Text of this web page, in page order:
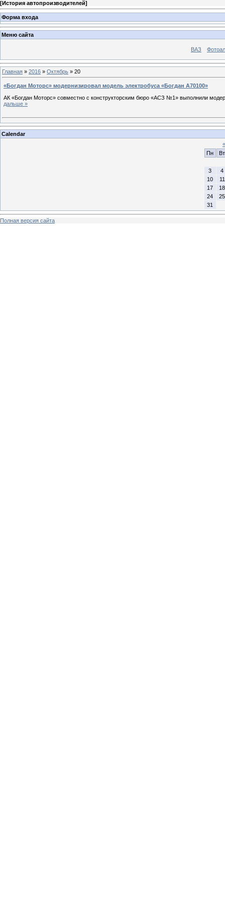
[История автопроизводителей]
Форма входа
Меню сайта
ВАЗ
Главная » 2016 » Октябрь » 20
«Богдан Моторс» модернизировал модель электробуса «Богдан А70100»
АК «Богдан Моторс» совместно с конструкторским бюро «АСЗ №1» выполнили
дальше »
Calendar
«
Пн
Вт
3
4
10
11
17
18
24
25
31
Полная версия сайта